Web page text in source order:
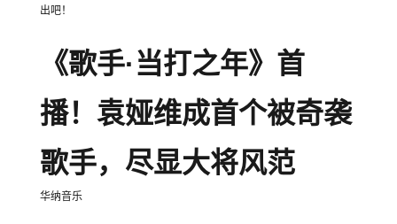
出吧！
《歌手·当打之年》首
播！袁娅维成首个被奇袭
歌手，尽显大将风范
华纳音乐